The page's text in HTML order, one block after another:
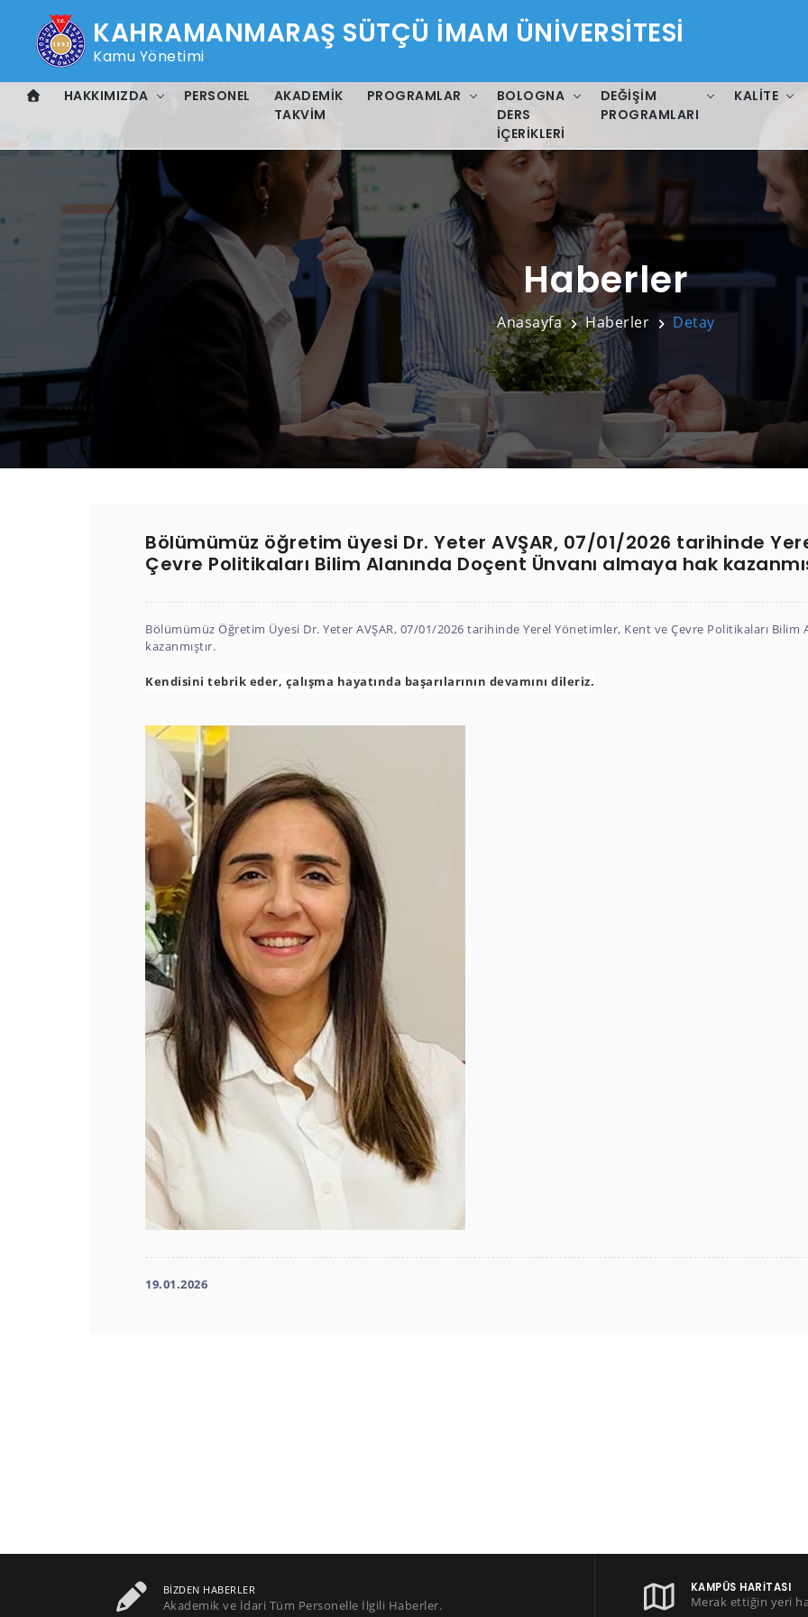
KAHRAMANMARAŞ SÜTÇÜ İMAM ÜNİVERSİTESİ
Kamu Yönetimi
HAKKIMIZDA PERSONEL
AKADEMIK
TAKVIM
PROGRAMLAR
BOLOGNA
DERS
İÇERIKLERI
DEĞIŞIM
PROGRAMLARI
KALITE
Haberler
Anasayfa Haberler Detay
Bölümümüz öğretim üyesi Dr. Yeter AVŞAR, 07/01/2026 tarihinde
Çevre Politikaları Bilim Alanında Doçent Ünvanı almaya hak
Bölümümüz Öğretim Üyesi Dr. Yeter AVŞAR, 07/01/2026 tarihinde Yerel Yönetimler, Kent ve Çevre Politikaları Bilim
kazanmıştır.
Kendisini tebrik eder, çalışma hayatında başarılarının devamını dileriz.
19.01.2026
BIZDEN HABERLER
Akademik ve İdari Tüm Personelle İlgili Haberler.
KAMPÜS HARITASI
Merak ettiğin yeri